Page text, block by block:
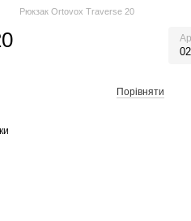
Рюкзак Ortovox Traverse 20
Порівняти